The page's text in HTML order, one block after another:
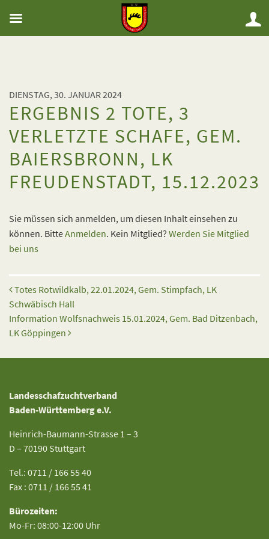
DIENSTAG, 30. JANUAR 2024
ERGEBNIS 2 TOTE, 3
VERLETZTE SCHAFE, GEM.
BAIERSBRONN, LK
FREUDENSTADT, 15.12.2023
Sie müssen sich anmelden, um diesen Inhalt einsehen zu
können. BitteAnmelden. Kein Mitglied? Werden Sie Mitglied
bei uns
Beitrags-Navigation
Totes Rotwildkalb, 22.01.2024, Gem. Stimpfach, LK
Schwäbisch Hall
Information Wolfsnachweis 15.01.2024, Gem. Bad Ditzenbach,
LK Göppingen
Landesschafzuchtverband
Baden-Württemberg e.V.
Heinrich-Baumann-Strasse 1 – 3
D – 70190 Stuttgart
Tel.: 0711 / 166 55 40
Fax : 0711 / 166 55 41
Bürozeiten:
Mo-Fr: 08:00-12:00 Uhr